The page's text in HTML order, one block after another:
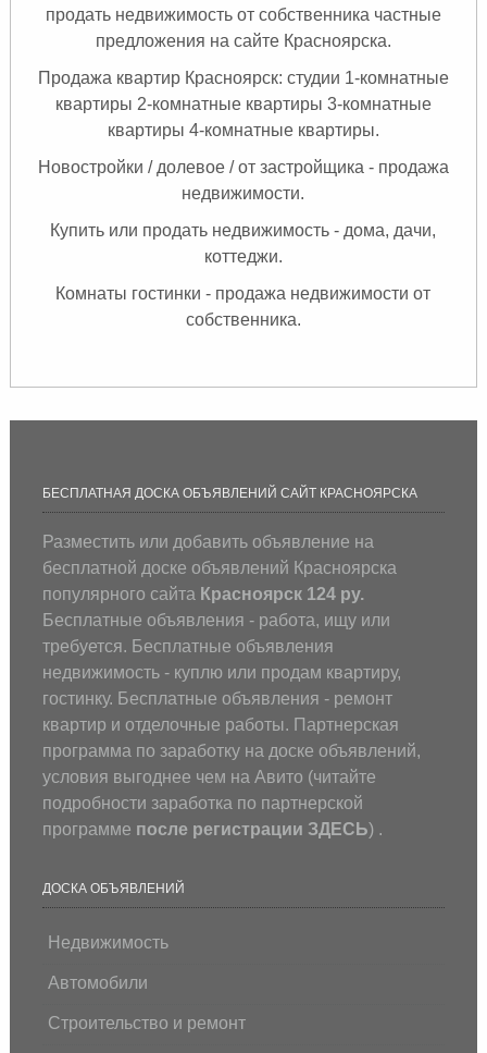
продать недвижимость от собственника частные
предложения на сайте Красноярска.
Продажа квартир Красноярск: студии 1-комнатные
квартиры 2-комнатные квартиры 3-комнатные
квартиры 4-комнатные квартиры.
Новостройки / долевое / от застройщика - продажа
недвижимости.
Купить или продать недвижимость - дома, дачи,
коттеджи.
Комнаты гостинки - продажа недвижимости от
собственника.
БЕСПЛАТНАЯ ДОСКА ОБЪЯВЛЕНИЙ САЙТ КРАСНОЯРСКА
Разместить или добавить объявление на
бесплатной доске объявлений Красноярска
популярного сайта Красноярск 124 ру.
Бесплатные объявления - работа, ищу или
требуется. Бесплатные объявления
недвижимость - куплю или продам квартиру,
гостинку. Бесплатные объявления - ремонт
квартир и отделочные работы. Партнерская
программа по заработку на доске объявлений,
условия выгоднее чем на Авито (читайте
подробности заработка по партнерской
программе после регистрации ЗДЕСЬ) .
ДОСКА ОБЪЯВЛЕНИЙ
Недвижимость
Автомобили
Строительство и ремонт